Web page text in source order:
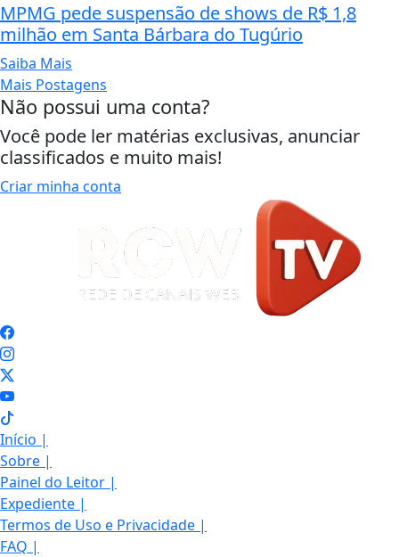
MPMG pede suspensão de shows de R$ 1,8
milhão em Santa Bárbara do Tugúrio
Saiba Mais
Mais Postagens
Não possui uma conta?
Você pode ler matérias exclusivas, anunciar
classificados e muito mais!
Criar minha conta
Início |
Sobre |
Painel do Leitor |
Expediente |
Termos de Uso e Privacidade |
FAQ |